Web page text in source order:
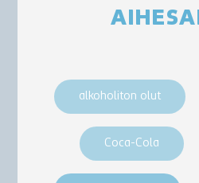
alkoholiton olut
Coca-Cola